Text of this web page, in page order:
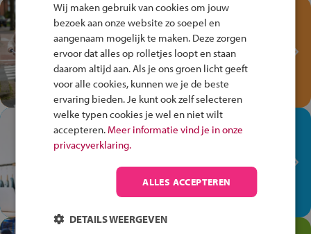
Test je kennis met het
Fiets Veilig
Verkeersspel!
Speel het Fiets Veilig Verkeersspel
en win een Cortina-fiets!
In de winkel ben je op je
plek!
Ontdek via het vmbo jouw talent
op de winkelvloer, waar elke dag
anders is!
Wij maken gebruik van cookies om jouw
bezoek aan onze website zo soepel en
aangenaam mogelijk te maken. Deze zorgen
ervoor dat alles op rolletjes loopt en staan
daarom altijd aan. Als je ons groen licht geeft
voor alle cookies, kunnen we je de beste
ervaring bieden. Je kunt ook zelf selecteren
welke typen cookies je wel en niet wilt
accepteren. Meer informatie vind je in onze
privacyverklaring.
ALLES ACCEPTEREN
DETAILS WEERGEVEN